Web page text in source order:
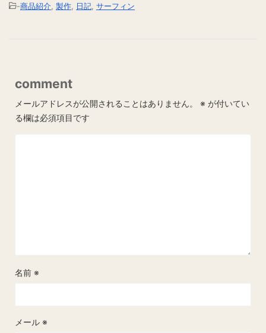
-商品紹介 製作 日記 サーフィン
comment
メールアドレスが公開されることはありません。 ※ が付いてい
る欄は必須項目です
名前 ※
メール ※